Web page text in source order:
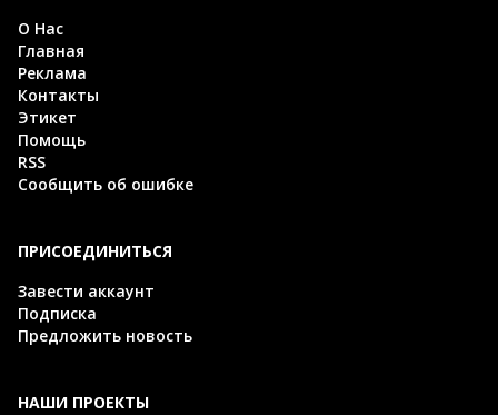
О Нас
Главная
Реклама
Контакты
Этикет
Помощь
RSS
Сообщить об ошибке
ПРИСОЕДИНИТЬСЯ
Завести аккаунт
Подписка
Предложить новость
НАШИ ПРОЕКТЫ